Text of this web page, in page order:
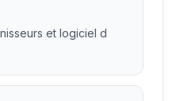
et logiciel d